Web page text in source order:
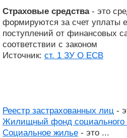
Страховые средства- это
формируются за счет уплаты
поступлений от финансовых
соответствии с законом
Источник: ст. 1 ЗУ О ЕСВ
Реестр застрахованных лиц -
Жилищный фонд социального
Социальное жилье - это ...